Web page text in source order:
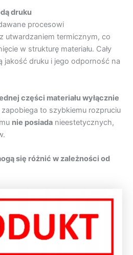
druku
procesowi
utwardzaniem termicznym, co
w strukturę materiału. Cały
jakość druku i jego odporność na
części materiału wyłącznie
zapobiega to szybkiemu rozpruciu
nie posiada nieestetycznych,
się różnić w zależności od